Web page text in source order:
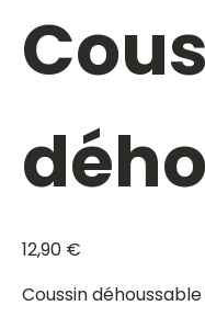
12,90 €
Coussin